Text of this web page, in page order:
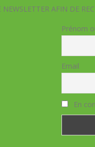
AFIN DE
Prénom
Email
En